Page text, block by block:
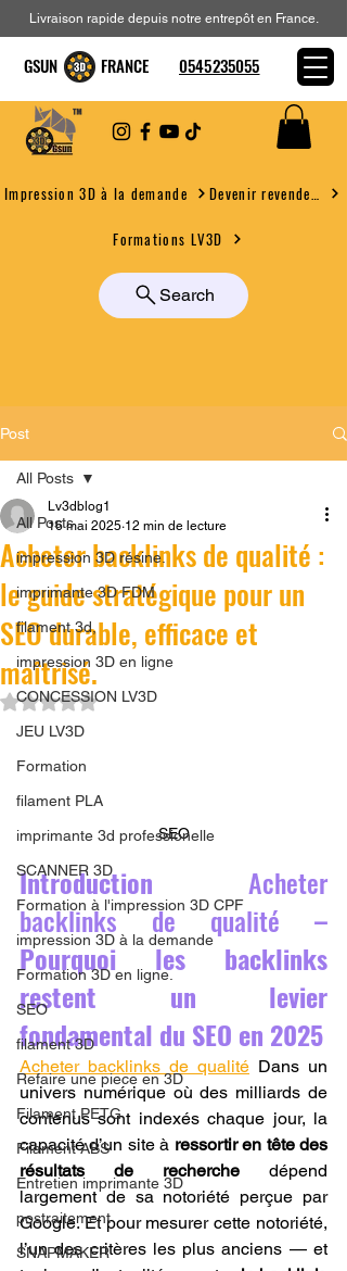
Impression 3D à la demande
Formations LV3D
Search
Livraison rapide depuis notre entrepôt en France.
GSUN FRANCE 0545235055
Post
All Posts
impression 3D résine.
imprimante 3D FDM
filament 3d,
impression 3D en ligne
CONCESSION LV3D
JEU LV3D
Formation
filament PLA
imprimante 3d professionelle
SCANNER 3D
Formation à l'impression 3D CPF
impression 3D à la demande
Formation 3D en ligne.
SEO
filament 3D
Refaire une piece en 3D
Filament PETG
Filament ABS
Entretien imprimante 3D
postraitement
SNAPMAKER
All Posts
Acheter backlinks de qualité :
le guide stratégique pour un
SEO durable, efficace et
maîtrisé.
Lv3dblog1
16 mai 2025 12 min de lecture
Noté NaN étoiles sur 5.
SEO
Introduction Acheter
backlinks de qualité –
Pourquoi les backlinks
restent un levier
fondamental du SEO en 2025
Acheter backlinks de qualité Dans un
univers numérique où des milliards de
contenus sont indexés chaque jour, la
capacité d’un site à ressortir en tête des
résultats de recherche dépend
largement de sa notoriété perçue par
Google. Et pour mesurer cette notoriété,
l’un des critères les plus anciens — et